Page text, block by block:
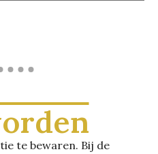
te bewaren. Bij de